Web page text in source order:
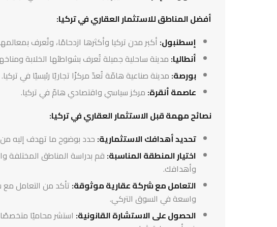
أفضل المناطق للاستثمار العقاري في تركيا:
إسطنبول:أكبر مدن تركيا وأكثرها ازدحامًا، وتُعرف
أنطاليا:مدينة ساحلية جميلة تُعرف بشواطئها الخلابة
بورصة: مدينة صناعية هامّة تُعدّ مركزًا تجاريًا رئيسيًا في تركيا.
عاصمة أنقرة: مركز سياسي واقتصادي هامّ في تركيا.
نصائح مهمة قبل الاستثمار العقاري في تركيا:
تحديد أهدافك الاستثمارية:حدد بوضوح ما تهدف إليه من
اختيار المنطقة المناسبة:قم بدراسة المناطق المختلفة
وأهدافك.
التعامل مع شركة عقارية موثوقة: تأكد من التعامل
واسعة في السوق التركي.
الحصول على الاستشارة القانونية: استشر محاميًا